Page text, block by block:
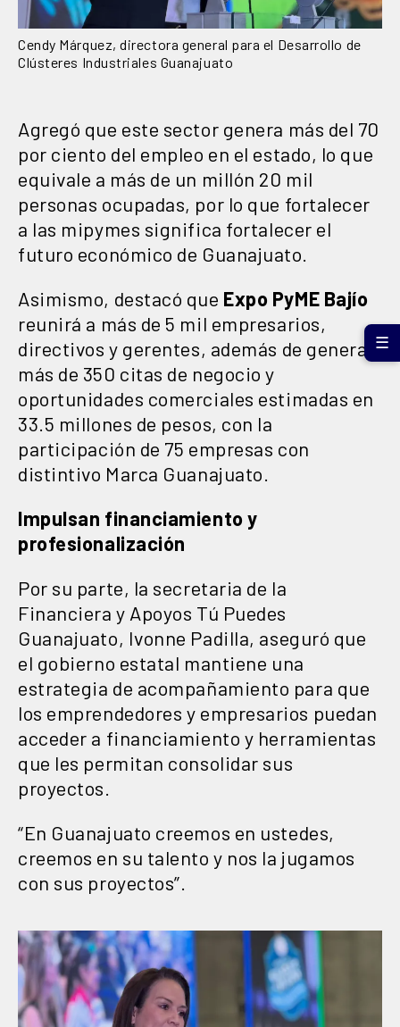
Cendy Márquez, directora general para el Desarrollo de
Clústeres Industriales Guanajuato
Agregó que este sector genera más del 70
por ciento del empleo en el estado, lo que
equivale a más de un millón 20 mil
personas ocupadas, por lo que fortalecer
a las mipymes significa fortalecer el
futuro económico de Guanajuato.
Asimismo, destacó que Expo PyME Bajío
reunirá a más de 5 mil empresarios,
directivos y gerentes, además de generar
más de 350 citas de negocio y
oportunidades comerciales estimadas en
33.5 millones de pesos, con la
participación de 75 empresas con
distintivo Marca Guanajuato.
Impulsan financiamiento y
profesionalización
Por su parte, la secretaria de la
Financiera y Apoyos Tú Puedes
Guanajuato, Ivonne Padilla, aseguró que
el gobierno estatal mantiene una
estrategia de acompañamiento para que
los emprendedores y empresarios puedan
acceder a financiamiento y herramientas
que les permitan consolidar sus
proyectos.
“En Guanajuato creemos en ustedes,
creemos en su talento y nos la jugamos
con sus proyectos”.
☰